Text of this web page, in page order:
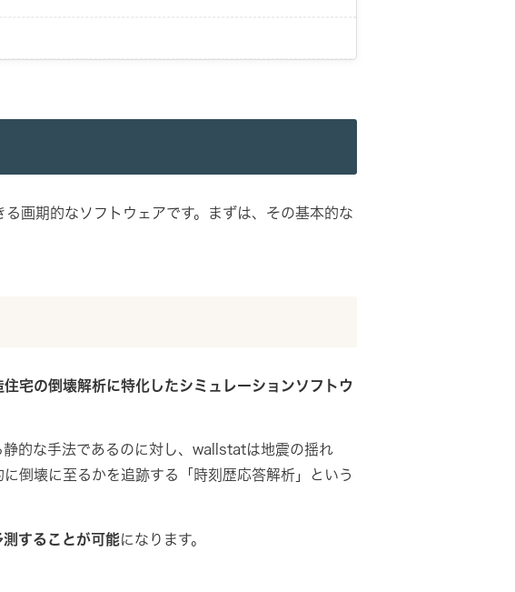
画期的なソフトウェアです。まずは、その基本的な
宅の倒壊解析に特化したシミュレーションソフトウ
的な手法であるのに対し、wallstatは地震の揺れ
倒壊に至るかを追跡する「時刻歴応答解析」という
することが可能になります。